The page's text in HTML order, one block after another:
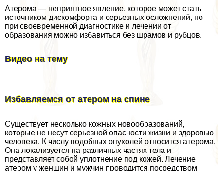
Атерома — неприятное явление, которое может стать
источником дискомфорта и серьезных осложнений, но
при своевременной диагностике и лечении от
образования можно избавиться без шрамов и рубцов.
Видео на тему
Избавляемся от атером на спине
Существует несколько кожных новообразований,
которые не несут серьезной опасности жизни и здоровью
человека. К числу подобных опухолей относится атерома.
Она локализуется на различных частях тела и
представляет собой уплотнение под кожей. Лечение
атером у женщин и мужчин проводится посредством